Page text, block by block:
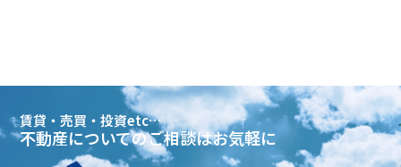
賃貸・売買・投資etc…
不動産についてのご相談はお気軽に